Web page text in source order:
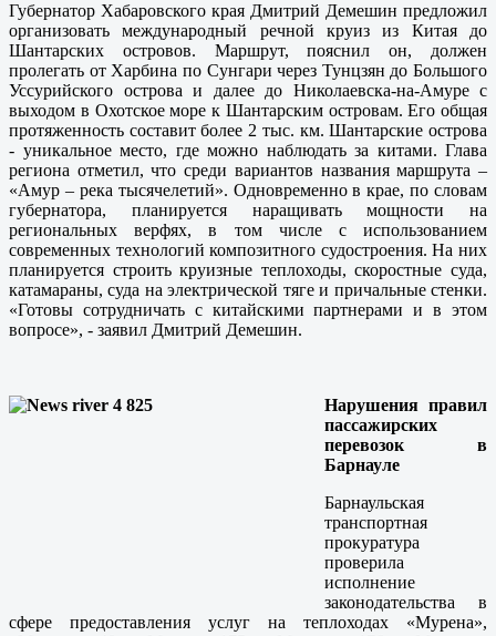
Губернатор Хабаровского края Дмитрий Демешин предложил
организовать международный речной круиз из Китая до
Шантарских островов. Маршрут, пояснил он, должен
пролегать от Харбина по Сунгари через Тунцзян до Большого
Уссурийского острова и далее до Николаевска-на-Амуре с
выходом в Охотское море к Шантарским островам. Его общая
протяженность составит более 2 тыс. км. Шантарские острова
- уникальное место, где можно наблюдать за китами. Глава
региона отметил, что среди вариантов названия маршрута –
«Амур – река тысячелетий». Одновременно в крае, по словам
губернатора, планируется наращивать мощности на
региональных верфях, в том числе с использованием
современных технологий композитного судостроения. На них
планируется строить круизные теплоходы, скоростные суда,
катамараны, суда на электрической тяге и причальные стенки.
«Готовы сотрудничать с китайскими партнерами и в этом
вопросе», - заявил Дмитрий Демешин.
Нарушения правил
пассажирских
перевозок в
Барнауле
Барнаульская
транспортная
прокуратура
проверила
исполнение
законодательства в
сфере предоставления услуг на теплоходах «Мурена»,